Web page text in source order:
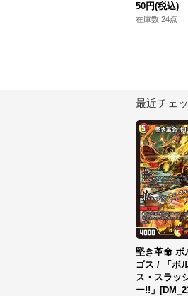
50円(税込)
在庫数 24点
最近チェ
堅き革命 ボ
ゴス / 「ボ
ス・スラッ
ー!!」